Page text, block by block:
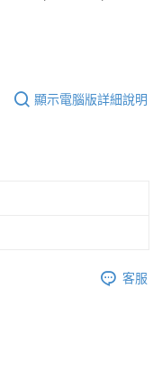
顯示電腦版詳細說明
客服